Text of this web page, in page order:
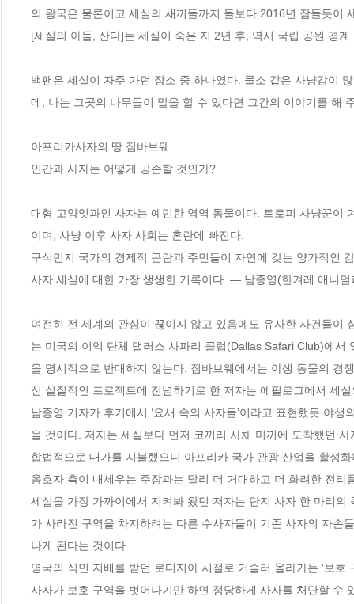
의 왕국은 물론이고 세실의 새끼들까지 돌보다 2016년 잠들듯이
[세실의 아들, 산다]는 세실이 죽은 지 2년 후, 역시 국립 공원 경
백팬은 세실이 자주 가던 장소 중 하나였다. 물소 같은 사냥감이
데, 나는 그곳의 나무들이 말을 할 수 있다면 그간의 이야기를
아프리카사자의 땅 짐바브웨
인간과 사자는 어떻게 공존할 것인가?
대형 고양잇과인 사자는 예민한 영역 동물이다. 트로피 사냥꾼이
이며, 사냥 이후 사자 사회는 혼란에 빠진다.
구식민지 국가의 경제적 곤란과 주민들이 자연에 갖는 양가적인
사자 세실에 대한 가장 생생한 기록이다. ― 남종영(한겨레 애니멀
여전히 전 세계의 관심이 끊이지 않고 있음에도 유사한 사건들이
는 미국의 이익 단체 댈러스 사파리 클럽(Dallas Safari Club)에
을 명시적으로 반대하지 않는다. 짐바브웨에서는 야생 동물의 경
신 실질적인 프로젝트에 전념하기로 한 저자는 에필로그에서 세
남종영 기자가 후기에서 ‘요새 속의 사자들’이라고 표현했듯 야
을 것이다. 저자는 세실보다 먼저 코끼리 사체 미끼에 도착했던
합법적으로 대가를 지불했으니 아프리카 국가 관광 산업을 활성
옹호자 측이 내세우는 주장과는 달리 더 거대하고 더 화려한 전
세실을 가장 가까이에서 지켜봐 왔던 저자는 단지 사자 한 마리
가 사라진 구역을 차지하려는 다른 수사자들이 기존 사자의 자손
나게 된다는 것이다.
영국의 식민 지배를 받던 로디지아 시절로 거슬러 올라가는 ‘보
사자가 보호 구역을 벗어나기만 하면 정당하게 사자를 처단할 수